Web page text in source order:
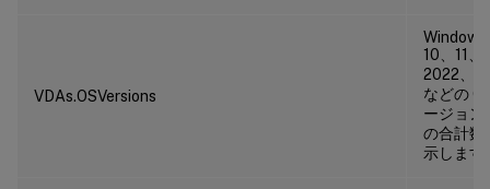
VDAs.OSVersions
Windows
10、11、
2022、
などの
ージョン
の合計数
示します